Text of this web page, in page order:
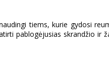
tiems, kurie gydosi
pablogėjusias skrandžio